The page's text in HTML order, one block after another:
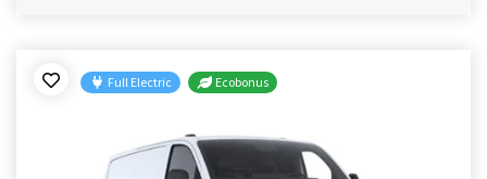
Full Electric Ecobonus